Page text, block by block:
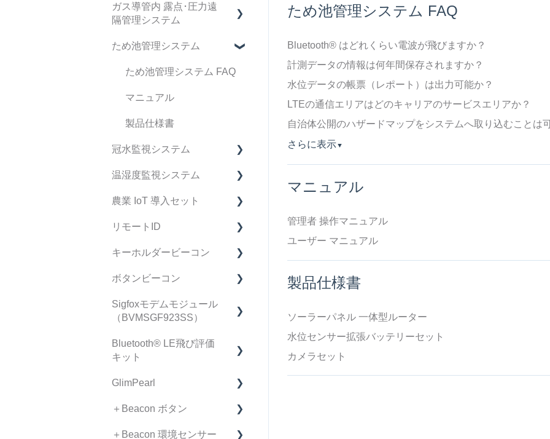
ため池管理システム FAQ
Bluetooth®︎ はどれくらい電波が飛びますか？
計測データの情報は何年間保存されますか？
水位データの帳票（レポート）は出力可能か？
LTEの通信エリアはどのキャリアのサービスエリアか？
自治体公開のハザードマップをシステムへ取り込むことは
さらに表示▼
マニュアル
管理者 操作マニュアル
ユーザー マニュアル
製品仕様書
ソーラーパネル 一体型ルーター
水位センサー拡張バッテリーセット
カメラセット
スマートフォン アプリ
ケーション FAQ
BravePI 関連動画
ドキュメント関連
ファームウェア リリース
BraveJIG FAQ
ガス導管内 露点･圧力遠
隔管理システム
デバイス FAQ
管理システム FAQ
設置ガイドアプリ FAQ
運用・サポート FAQ
修理・点検 FAQ
データ・精度 FAQ
導入検討中のお客様へ
ため池管理システム
ため池管理システム FAQ
マニュアル
製品仕様書
冠水監視システム
冠水監視システム FAQ
マニュアル
製品仕様書
温湿度監視システム
FAQ
マニュアル
農業 IoT 導入セット
FAQ
契約・手続き
リモートID
リモートID FAQ
リモートID 受信機 FAQ
スマートフォン アプリ
ケーション FAQ
不具合•初期不良について
（仕様書、取扱説明書な
キーホルダービーコン
FAQ
マニュアル
ボタンビーコン
FAQ
Sigfoxモデムモジュール
（BVMSGF923SS）
Sigfoxモデムモジュール F
AQ
Bluetooth®︎ LE飛び評価
キット
Bluetooth®︎飛び評価キット
GlimPearl
GlimPearl FAQ
ファームウェア リリース
＋Beacon ボタン
FAQ
＋Beacon 環境センサー